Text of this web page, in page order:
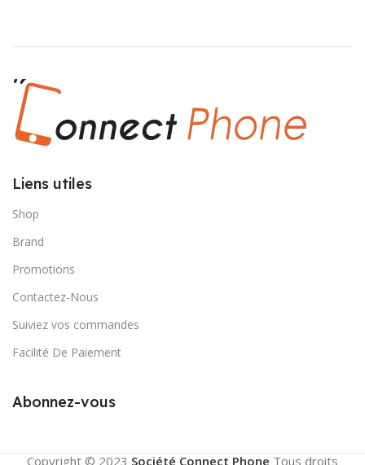
Liens utiles
Shop
Brand
Promotions
Contactez-Nous
Suiviez vos commandes
Facilité De Paiement
Abonnez-vous
Copyright © 2023 Société Connect Phone Tous droits